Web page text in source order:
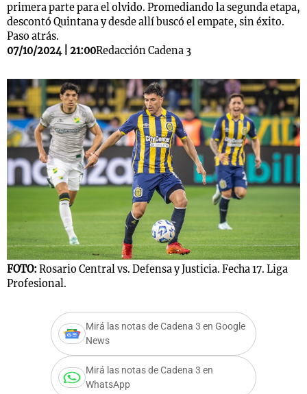
primera parte para el olvido. Promediando la segunda etapa,
descontó Quintana y desde allí buscó el empate, sin éxito.
Paso atrás.
07/10/2024 | 21:00Redacción Cadena 3
FOTO: Rosario Central vs. Defensa y Justicia. Fecha 17. Liga
Profesional.
Mirá las notas de Cadena 3 en Google
News
Mirá las notas de Cadena 3 en
WhatsApp
Mundial 2026
Notas
La Sole en
Cadena 3